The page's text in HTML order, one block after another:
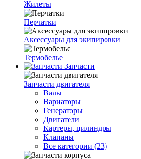
Жилеты
Перчатки
Аксессуары для экипировки
Термобелье
Запчасти
Запчасти двигателя
Валы
Вариаторы
Генераторы
Двигатели
Картеры, цилиндры
Клапаны
Все категории (23)